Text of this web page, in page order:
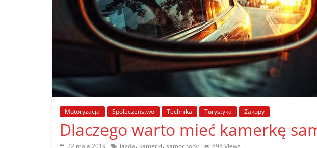
poradniki.
Porady
porady
i
wskazówki
poradniki
Motoryzacja Społeczeństwo Technika Turystyka Zakupy
Dlaczego warto mieć kamerkę
22 maja 2019 jazda, kamerki, samochody 898 Views